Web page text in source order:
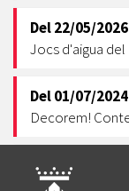
Del22/05/2026
Jocs d'aigua
Del01/07/2024
Decorem!